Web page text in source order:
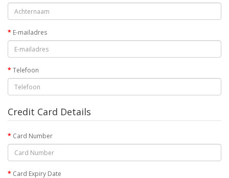
E-mailadres
Telefoon
Credit Card Details
Card Number
Card Expiry Date